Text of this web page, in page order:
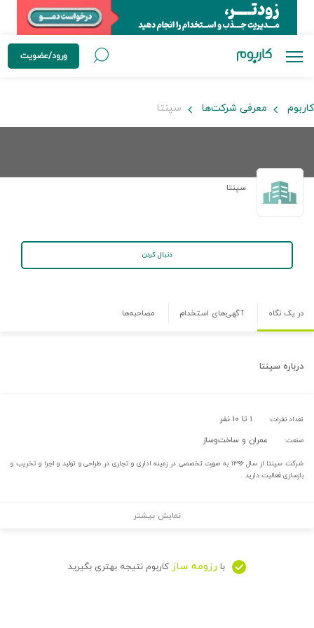
ورود/عضویت
کاربوم معرفی شرکت‌ها سپنتا
سپنتا
دنبال کردن
در یک نگاه آگهی‌های استخدام مصاحبه‌ها
درباره سپنتا
تعداد نفرات: ۱ تا ۱۰ نفر
صنعت: عمران و ساخت‌وساز
شرکت سپنتا از سال ۱۳۹۶ به صورت تخصصی در زمینه اداری و تجاری در طراحی و تولید و اجرا و تخریب و
بازسازی فعالیت دارید .
نمایش بیشتر
با رزومه ساز کاربوم نتیجه بهتری بگیرید